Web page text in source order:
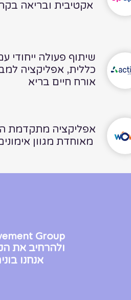
שיתוף פעולה ייחודי
כללית, אפליקציה
אורח חיים בריא
אפליקציה מתקדמת
ולהרחיב את
אנחנו
Group